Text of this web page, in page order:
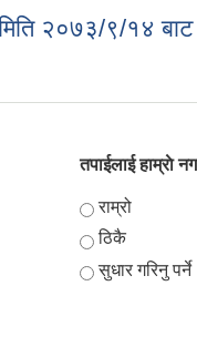
मिति २०७३/९/१४
तपाईलाई हाम्राे
Choices
राम्रो
ठिकै
सुधार गरिनु पर्ने